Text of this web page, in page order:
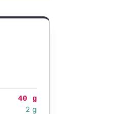
40 g
2 g